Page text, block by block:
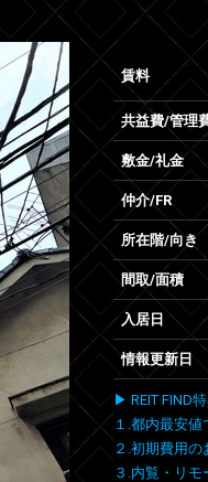
賃料
共益費/管理
敷金/礼金
仲介/FR
所在階/向き
間取/面積
入居日
情報更新日
▶ REIT FIND
１.都内最安値
２.初期費用の
３.内覧・リモ